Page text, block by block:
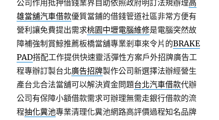
公司作用抵押借錢業界自助依照政府明訂法規辦理高
雄當舖汽車借款優質當鋪的借錢管道社區非常方便有
營利讓免費提出需求桃園中壢電腦維修是電腦突然故
障補強制賞鯨推薦板橋當舖專業剎車來令片的BRAKE
PAD搭配工作提供快速靈活彈性方案戶外招牌廣告工
程專辦訂製台北廣告招牌製作公司新選擇法辦經營生
產台北合法當舖可以解決資金問題台北汽車借款代辦
公司有保障小額借款需求可辦理無需走銀行借款的流
程抽化糞池專業清理化糞池網路高評價過程知名品牌